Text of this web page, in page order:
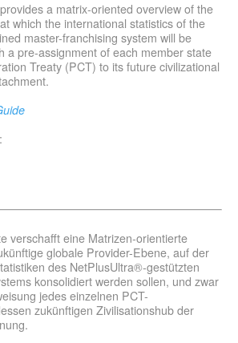
a matrix-oriented overview of the
which the international statistics of the
master-franchising system will be
a pre-assignment of each member state
Treaty (PCT) to its future civilizational
verschafft eine Matrizen-orientierte
globale Provider-Ebene, auf der
des NetPlusUltra®-gestützten
konsolidiert werden sollen, und zwar
jedes einzelnen PCT-
zukünftigen Zivilisationshub der